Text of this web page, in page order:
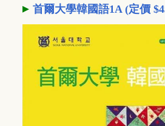
▸ 首爾大學韓國語1A (定價